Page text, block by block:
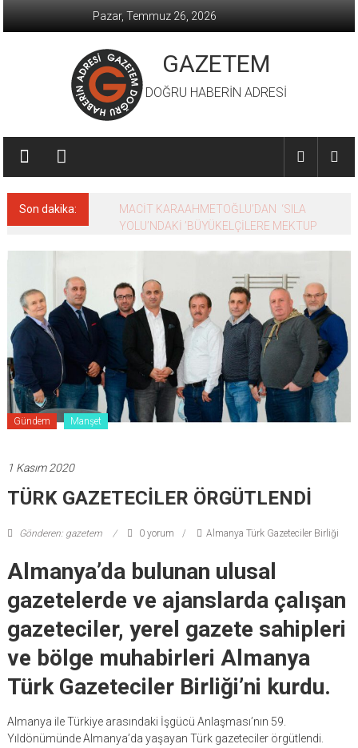
Pazar, Temmuz 26, 2026
GAZETEM
DOĞRU HABERİN ADRESİ
Son dakika:
MACİT KARAAHMETOĞLU’DAN ‘SILA
YOLU’NDAKİ ’BÜYÜKELÇİLERE MEKTUP
Gündem Manşet
1 Kasım 2020
TÜRK GAZETECİLER ÖRGÜTLENDİ
Gönderen: gazetem 0 yorum Almanya Türk Gazeteciler Birliği
Almanya’da bulunan ulusal
gazetelerde ve ajanslarda çalışan
gazeteciler, yerel gazete sahipleri
ve bölge muhabirleri Almanya
Türk Gazeteciler Birliği’ni kurdu.
Almanya ile Türkiye arasındaki İşgücü Anlaşması’nın 59.
Yıldönümünde Almanya’da yaşayan Türk gazeteciler örgütlendi.